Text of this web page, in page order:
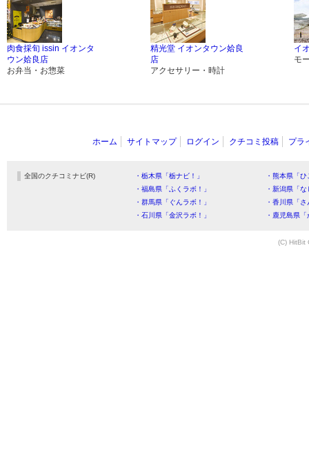
肉食採旬 issin イオンタ
ウン姶良店
お弁当・お惣菜
精光堂 イオンタウン姶良
店
アクセサリー・時計
イ
モ
ホーム サイトマップ ログイン クチコミ投稿 プラ
全国のクチコミナビ(R) ・栃木県「栃ナビ！」
・熊本県「
・福島県「ふくラボ！」
・新潟県「
・群馬県「ぐんラボ！」
・香川県「
・石川県「金沢ラボ！」
・鹿児島県
(C) HitBit